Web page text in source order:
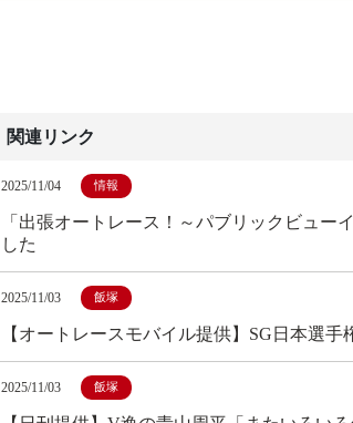
関連リンク
2025/11/04 情報
「出張オートレース！～パブリックビュー
した
2025/11/03 飯塚
【オートレースモバイル提供】SG日本選
2025/11/03 飯塚